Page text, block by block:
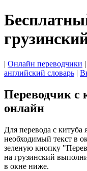
| Онлайн переводчики |
английский словарь |
Переводчик с
онлайн
Для перевода с китуба
необходимый текст в
зеленую кнопку
на грузинский
в окне ниже.